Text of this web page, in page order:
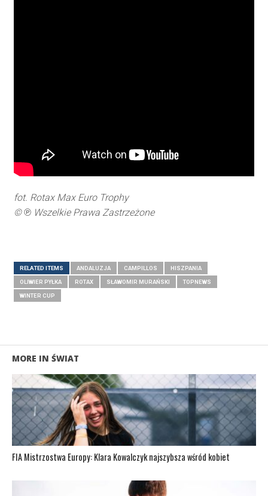
fot. Rotax Max Euro Trophy
© ℗ Wszelkie Prawa Zastrzeżone
RELATED ITEMS ANDALUZJA CAMPILLOS HISZPANIA
OLIWIER PYŁKA ROTAX SŁAWOMIR MURAŃSKI TOPNEWS
WINTER CUP
MORE IN ŚWIAT
FIA Mistrzostwa Europy: Klara Kowalczyk najszybsza wśród kobiet